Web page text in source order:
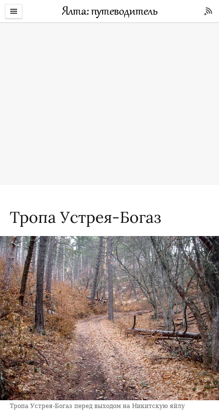
Тропа Устрея-Богаз
Тропа Устрея-Богаз перед выходом на Никитскую яйлу